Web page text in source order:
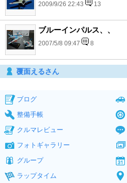
2009/9/26 22:43 13
ブルーインパルス、、
2007/5/8 09:47 8
覆面えるさん
ブログ
整備手帳
クルマレビュー
フォトギャラリー
グループ
ラップタイム